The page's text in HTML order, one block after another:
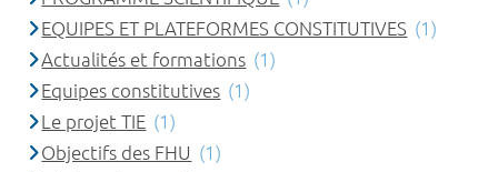
EQUIPES ET PLATEFORMES CONSTITUTIVES (1)
Actualités et formations (1)
Equipes constitutives (1)
Le projet TIE (1)
Objectifs des FHU (1)